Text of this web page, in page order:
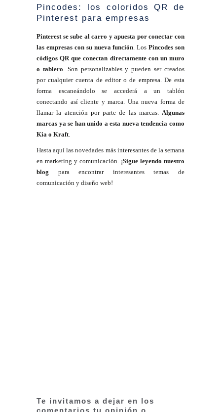
Pincodes: los coloridos QR de
Pinterest para empresas
Pinterest se sube al carro y apuesta por conectar con
las empresas con su nueva función. LosPincodes son
códigos QR que conectan directamente con un muro
o tablero. Son personalizables y pueden ser creados
por cualquier cuenta de editor o de empresa. De esta
forma escaneándolo se accederá a un tablón
conectando así cliente y marca. Una nueva forma de
llamar la atención por parte de las marcas. Algunas
marcas ya se han unido a esta nueva tendencia como
Kia o Kraft.
Hasta aquí las novedades más interesantes de la semana
en marketing y comunicación. ¡Sigue leyendo nuestro
blog para encontrar interesantes temas de
comunicación y diseño web!
Te invitamos a dejar en los